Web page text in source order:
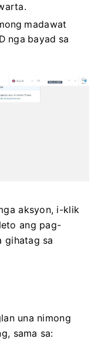
madawat
nga bayad sa
aksyon, i-klik
ang pag-
gihatag sa
una nimong
sama sa: